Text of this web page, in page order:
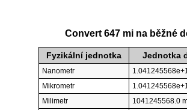
Convert 647 mi na běžné
Fyzikální jednotka Jednotka
Nanometr
Mikrometr
Milimetr
1041245568.0